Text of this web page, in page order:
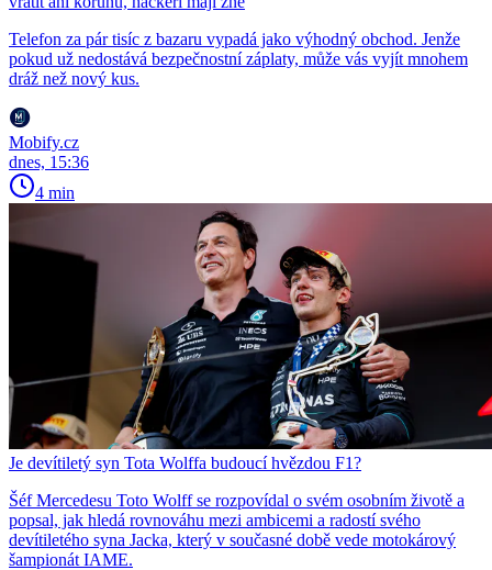
Telefon za pár tisíc z bazaru vypadá jako výhodný obchod. Jenže
pokud už nedostává bezpečnostní záplaty, může vás vyjít mnohem
dráž než nový kus.
Mobify.cz
dnes, 15:36
4 min
Je devítiletý syn Tota Wolffa budoucí hvězdou F1?
Šéf Mercedesu Toto Wolff se rozpovídal o svém osobním životě a
popsal, jak hledá rovnováhu mezi ambicemi a radostí svého
devítiletého syna Jacka, který v současné době vede motokárový
šampionát IAME.